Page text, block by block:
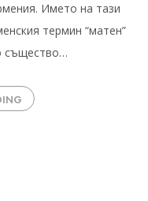
Името на тази
термин “матен”
същество…